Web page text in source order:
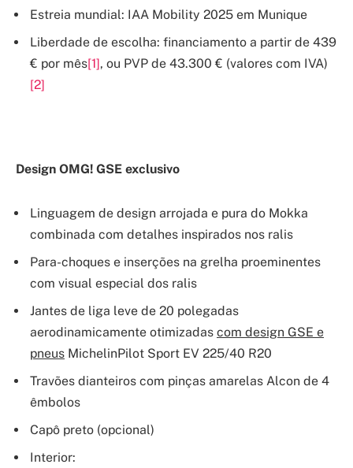
Estreia mundial: IAA Mobility 2025 em Munique
Liberdade de escolha: financiamento a partir de 439
€ por mês[1], ou PVP de 43.300 € (valores com IVA)
[2]
Design OMG! GSE exclusivo
Linguagem de design arrojada e pura do Mokka
combinada com detalhes inspirados nos ralis
Para-choques e inserções na grelha proeminentes
com visual especial dos ralis
Jantes de liga leve de 20 polegadas
aerodinamicamente otimizadas com design GSE e
pneus MichelinPilot Sport EV 225/40 R20
Travões dianteiros com pinças amarelas Alcon de 4
êmbolos
Capô preto (opcional)
Interior: